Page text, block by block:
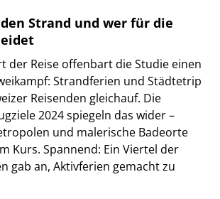
Strand und wer für die
der Reise offenbart die Studie einen
Strandferien und Städtetrip
Reisenden gleichauf. Die
2024 spiegeln das wider –
und malerische Badeorte
Kurs. Spannend: Ein Viertel der
gab an, Aktivferien gemacht zu